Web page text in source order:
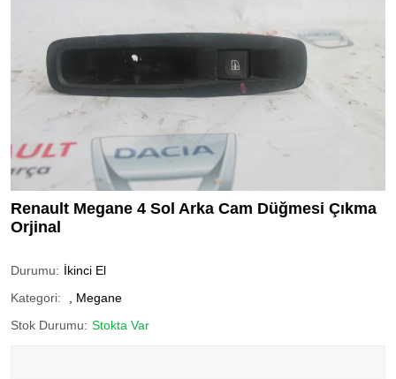
Renault Megane 4 Sol Arka Cam Düğmesi Çıkma
Orjinal
Durumu: İkinci El
Kategori:
Megane
Stok Durumu: Stokta Var